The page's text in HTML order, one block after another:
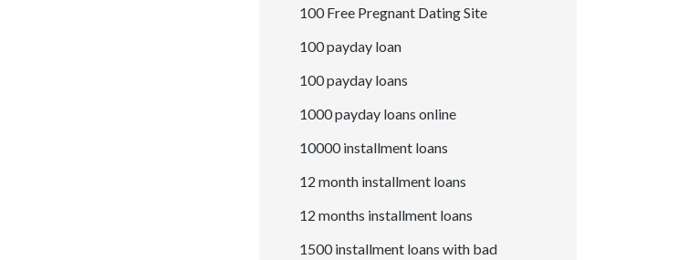
100 Free Pregnant Dating Site
100 payday loan
100 payday loans
1000 payday loans online
10000 installment loans
12 month installment loans
12 months installment loans
1500 installment loans with bad